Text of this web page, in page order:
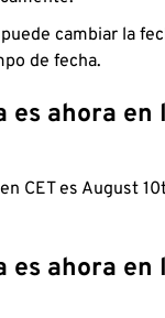
cambiar la
de fecha.
es ahora en
CET es August
es ahora en